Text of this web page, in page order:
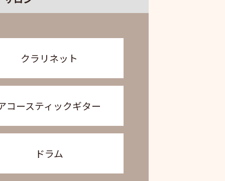
クラリネット
コースティックギター
ドラム